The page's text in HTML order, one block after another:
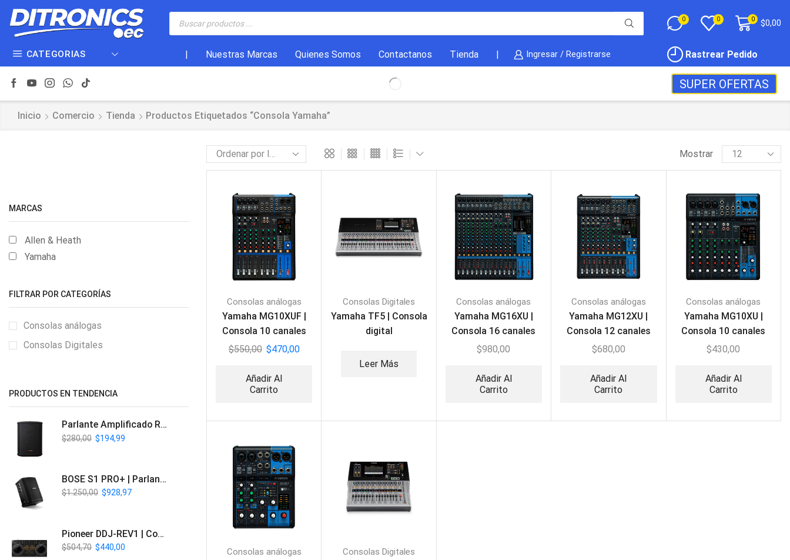
0 0 0 $0,00
CATEGORIAS Nuestras Marcas Quienes Somos Contactanos Tienda Ingresar / Registrarse Rastrear Pedido
SUPER OFERTAS
Inicio Comercio Tienda Productos Etiquetados “consola Yamaha”
Mostrar
Consolas análogas
Yamaha MG10XUF |
Consola 10 canales
$550,00 $470,00
Añadir Al
Carrito
Consolas Digitales
Yamaha TF5 | Consola
digital
Leer Más
Consolas análogas
Yamaha MG16XU |
Consola 16 canales
$980,00
Añadir Al
Carrito
Consolas análogas
Yamaha MG12XU |
Consola 12 canales
$680,00
Añadir Al
Carrito
Consolas análogas
Yamaha MG10XU |
Consola 10 canales
$430,00
Añadir Al
Carrito
Consolas análogas Consolas Digitales
MARCAS
Allen & Heath
Yamaha
FILTRAR POR CATEGORÍAS
Consolas análogas
Consolas Digitales
PRODUCTOS EN TENDENCIA
Parlante Amplificado Recargable BT | Italy Audio ITL-PRO11
$280,00 $194,99
BOSE S1 PRO+ | Parlante Profesional PA Inalámbrico
$1.250,00 $928,97
Pioneer DDJ-REV1 | Controlador DJ de 2 canales estilo Scratch
$504,70 $440,00